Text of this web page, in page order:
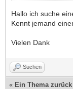
Hallo ich suche
Kennt jemand
Vielen Dank
Suchen
« Ein Thema zurück